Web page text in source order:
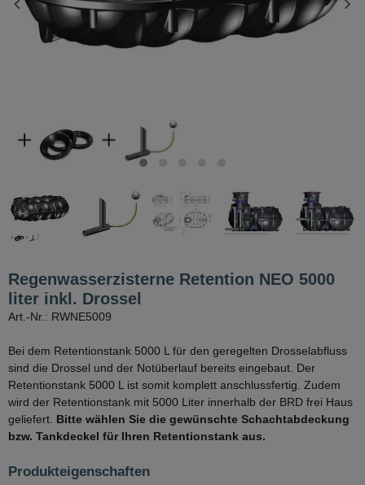
Regenwasserzisterne Retention NEO 5000
liter inkl. Drossel
Art.-Nr.: RWNE5009
Bei dem Retentionstank 5000 L für den geregelten Drosselabfluss
sind die Drossel und der Notüberlauf bereits eingebaut. Der
Retentionstank 5000 L ist somit komplett anschlussfertig. Zudem
wird der Retentionstank mit 5000 Liter innerhalb der BRD frei Haus
geliefert. Bitte wählen Sie die gewünschte Schachtabdeckung
bzw. Tankdeckel für Ihren Retentionstank aus.
Produkteigenschaften